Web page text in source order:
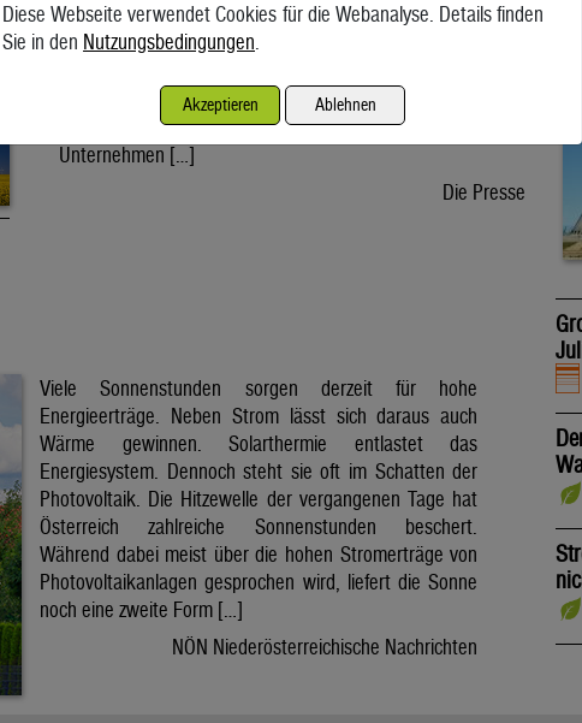
Unsicherheiten. Italien will zurück zur Atomkraft. Der Senat
wird voraussichtlich nach der Sommerpause einem Gesetz
Dekret verabschieden. Der Weg bis zur Inbetriebnahme eines
ersten Reaktors wäre dann noch lang. Doch viele
Unternehmen […]
Die Presse
Viele Sonnenstunden sorgen derzeit für hohe
Energieerträge. Neben Strom lässt sich daraus auch
Wärme gewinnen. Solarthermie entlastet das
Energiesystem. Dennoch steht sie oft im Schatten der
Photovoltaik. Die Hitzewelle der vergangenen Tage hat
Österreich zahlreiche Sonnenstunden beschert.
Während dabei meist über die hohen Stromerträge von
Photovoltaikanlagen gesprochen wird, liefert die Sonne
noch eine zweite Form […]
NÖN Niederösterreichische Nachrichten
Diese Webseite verwendet Cookies für die Webanalyse. Details finden
Sie in den Nutzungsbedingungen.
Akzeptieren Ablehnen